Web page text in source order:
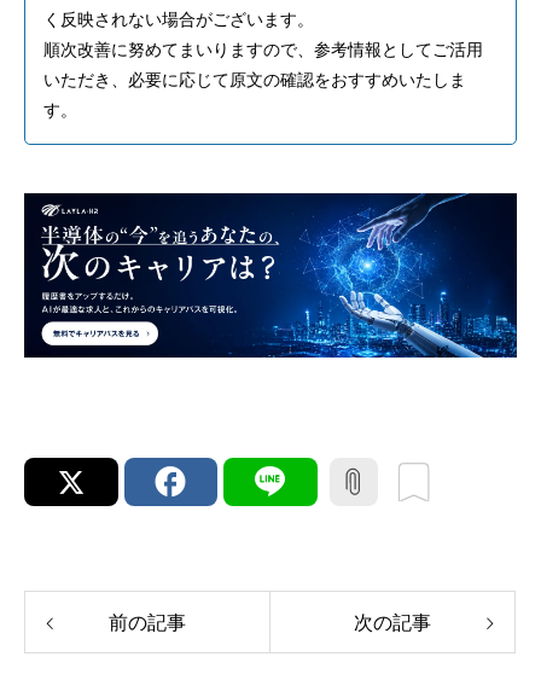
く反映されない場合がございます。
順次改善に努めてまいりますので、参考情報としてご活用
いただき、必要に応じて原文の確認をおすすめいたしま
す。
前の記事 次の記事